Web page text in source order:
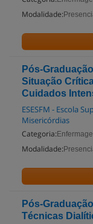
Modalidade:
Pós-
Situação
Cuidados
ESESFM - Escola
Misericórdias
Categoria:
Modalidade:
Pós-
Técnicas